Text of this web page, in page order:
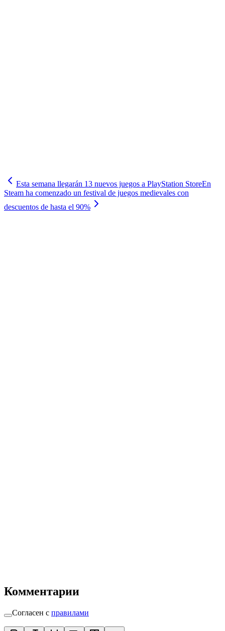
Esta semana llegarán 13 nuevos juegos a PlayStation StoreEn
Steam ha comenzado un festival de juegos medievales con
descuentos de hasta el 90%
Комментарии
Согласен с правилами